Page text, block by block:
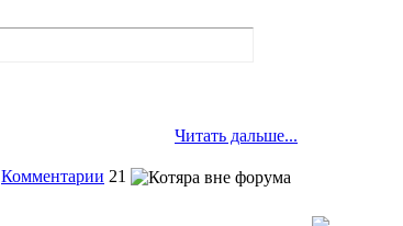
Читать дальше...
Комментарии 21